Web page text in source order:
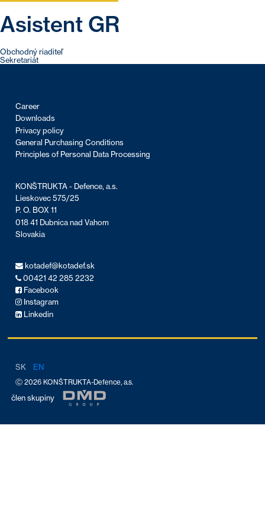
Asistent GR
Post
Obchodný riaditeľ
Sekretariát
Career
Downloads
Privacy policy
General Purchasing Conditions
Principles of Personal Data Processing
KONŠTRUKTA - Defence, a.s.
Lieskovec 575/25
P. O. BOX 11
018 41 Dubnica nad Vahom
Slovakia
kotadef@kotadef.sk
00421 42 285 2232
Facebook
Instagram
Linkedin
SK EN
Ⓒ 2026 KONŠTRUKTA-Defence, a.s.
člen skupiny